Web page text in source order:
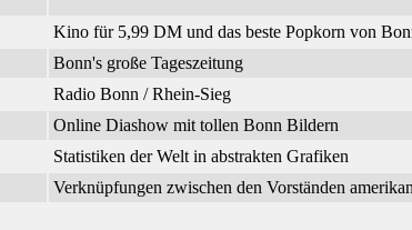
Kino für 5,99 DM und das beste Popkorn von
Bonn's große Tageszeitung
Radio Bonn / Rhein-Sieg
Online Diashow mit tollen Bonn Bildern
Statistiken der Welt in abstrakten Grafiken
Verknüpfungen zwischen den Vorständen